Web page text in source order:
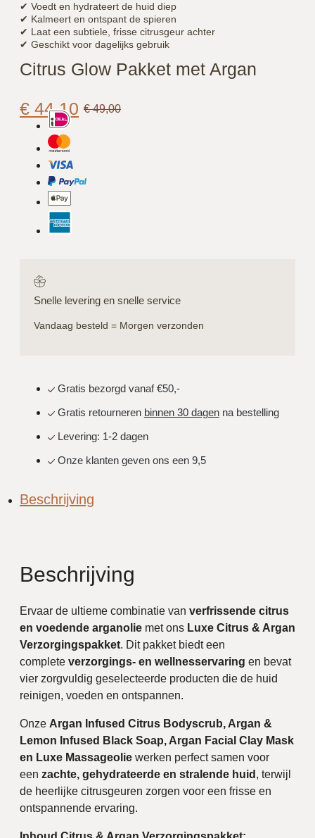
✔ Voedt en hydrateert de huid diep
✔ Kalmeert en ontspant de spieren
✔ Laat een subtiele, frisse citrusgeur achter
✔ Geschikt voor dagelijks gebruik
Citrus Glow Pakket met Argan
€49,00
€ 44,10
Snelle levering en snelle service
Vandaag besteld = Morgen verzonden
Gratis bezorgd vanaf €50,-
Gratis retourneren binnen 30 dagenna bestelling
Levering: 1-2 dagen
Onze klanten geven ons een 9,5
Beschrijving
Beschrijving
Ervaar de ultieme combinatie van verfrissende citrus
en voedende arganolie met ons Luxe Citrus & Argan
Verzorgingspakket. Dit pakket biedt een
complete verzorgings- en wellnesservaring en bevat
vier zorgvuldig geselecteerde producten die de huid
reinigen, voeden en ontspannen.
Onze Argan Infused Citrus Bodyscrub, Argan &
Lemon Infused Black Soap, Argan Facial Clay Mask
en Luxe Massageolie werken perfect samen voor
een zachte, gehydrateerde en stralende huid , terwijl
de heerlijke citrusgeuren zorgen voor een frisse en
ontspannende ervaring.